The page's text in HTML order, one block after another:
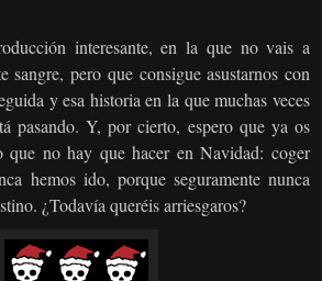
interesante, en la que no vais a
sangre, pero que consigue asustarnos con
y esa historia en la que muchas veces
pasando. Y, por cierto, espero que ya os
que no hay que hacer en Navidad: coger
hemos ido, porque seguramente nunca
¿Todavía queréis arriesgaros?